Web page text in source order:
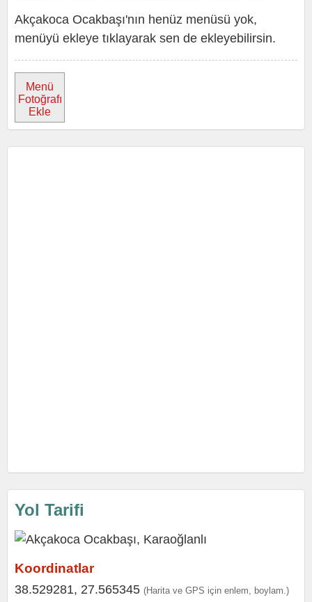
Akçakoca Ocakbaşı'nın henüz menüsü yok,
menüyü ekleye tıklayarak sen de ekleyebilirsin.
Menü
Fotoğrafı
Ekle
Yol Tarifi
Koordinatlar
38.529281, 27.565345 (Harita ve GPS için enlem, boylam.)